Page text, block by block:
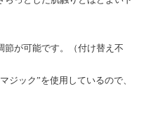
節が可能です。（付け替え不
ジック”を使用しているので、